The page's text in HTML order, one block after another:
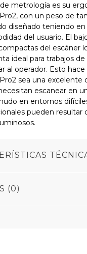
metrología es su
con un peso de
diseñado teniendo
del usuario. El
del escáner
ideal para trabajos
al operador. Esto hace
sea una excelente
escanear en
en entornos
pueden resultar
(0)